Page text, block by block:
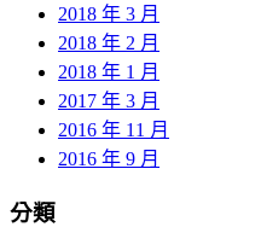
2018 年 3 月
2018 年 2 月
2018 年 1 月
2017 年 3 月
2016 年 11 月
2016 年 9 月
分類